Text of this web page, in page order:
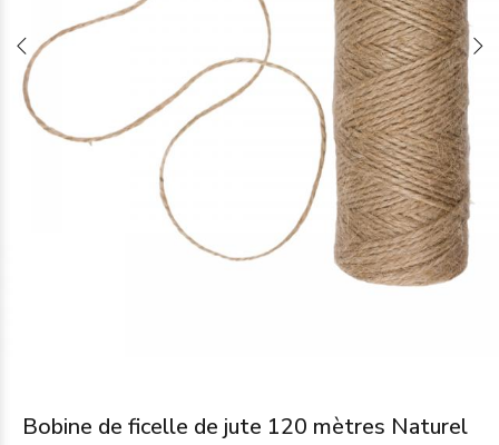
Bobine de ficelle de jute 120 mètres Naturel